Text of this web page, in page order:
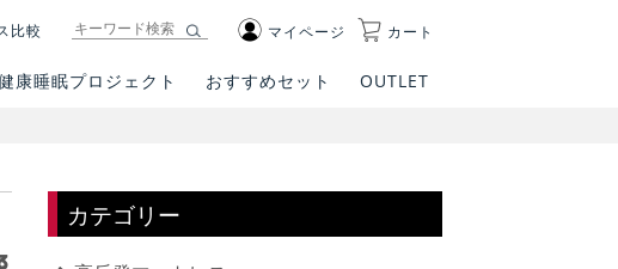
マイページ カート
比較
康睡眠プロジェクト おすすめセット OUTLET
カテゴリー